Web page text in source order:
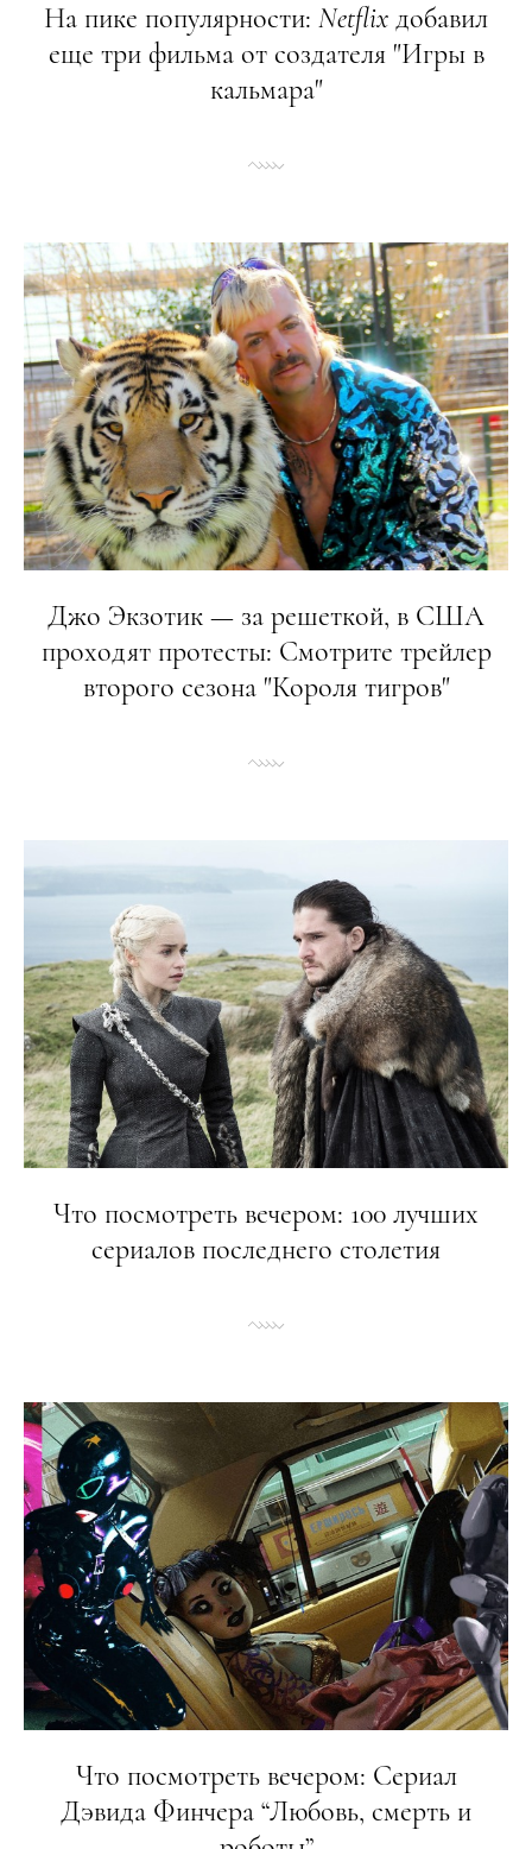
На пике популярности: Netflix добавил
еще три фильма от создателя "Игры в
кальмара"
Джо Экзотик — за решеткой, в США
проходят протесты: Смотрите трейлер
второго сезона "Короля тигров"
Что посмотреть вечером: 100 лучших
сериалов последнего столетия
Что посмотреть вечером: Сериал
Дэвида Финчера “Любовь, смерть и